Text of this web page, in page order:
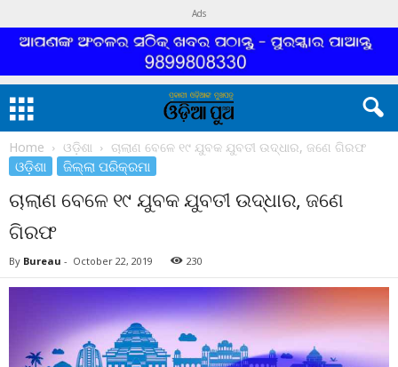
Ads
Home ଓଡ଼ିଶା ଚାଲାଣ ବେଳେ ୧୯ ଯୁବକ ଯୁବତୀ ଉଦ୍ଧାର, ଜଣେ ଗିରଫ
ଓଡ଼ିଶା ଜିଲ୍ଲା ପରିକ୍ରମା
ଚାଲାଣ ବେଳେ ୧୯ ଯୁବକ ଯୁବତୀ ଉଦ୍ଧାର, ଜଣେ
ଗିରଫ
By Bureau - October 22, 2019 230